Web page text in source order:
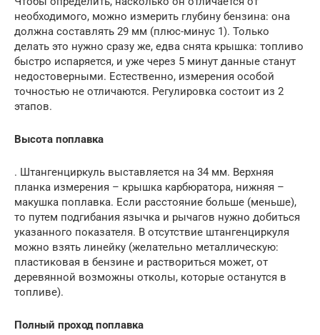
необходимого, можно измерить глубину бензина: она
должна составлять 29 мм (плюс-минус 1). Только
делать это нужно сразу же, едва снята крышка: топливо
быстро испаряется, и уже через 5 минут данные станут
недостоверными. Естественно, измерения особой
точностью не отличаются. Регулировка состоит из 2
этапов.
Высота поплавка
. Штангенциркуль выставляется на 34 мм. Верхняя
планка измерения – крышка карбюратора, нижняя –
макушка поплавка. Если расстояние больше (меньше),
то путем подгибания язычка и рычагов нужно добиться
указанного показателя. В отсутствие штангенциркуля
можно взять линейку (желательно металлическую:
пластиковая в бензине и раствориться может, от
деревянной возможны отколы, которые останутся в
топливе).
Полный проход поплавка